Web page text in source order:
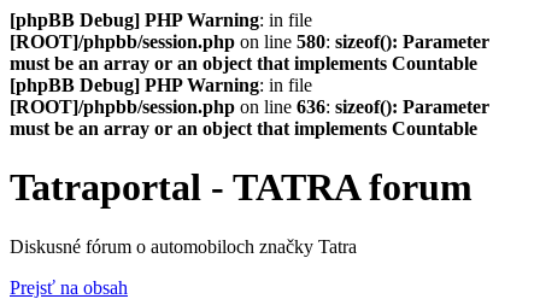
[phpBB Debug] PHP Warning: in file
[ROOT]/phpbb/session.php on line 580: sizeof(): Parameter
must be an array or an object that implements Countable
[phpBB Debug] PHP Warning: in file
[ROOT]/phpbb/session.php on line 636: sizeof(): Parameter
must be an array or an object that implements Countable
Tatraportal - TATRA forum
Diskusné fórum o automobiloch značky Tatra
Prejsť na obsah